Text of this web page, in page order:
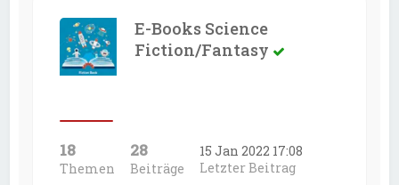
E-Books Science
Fiction/Fantasy
18
Themen
28
Beiträge
15 Jan 2022 17:08
Letzter Beitrag